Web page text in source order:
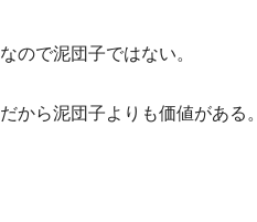
なので泥団子ではない。
だから泥団子よりも価値がある。